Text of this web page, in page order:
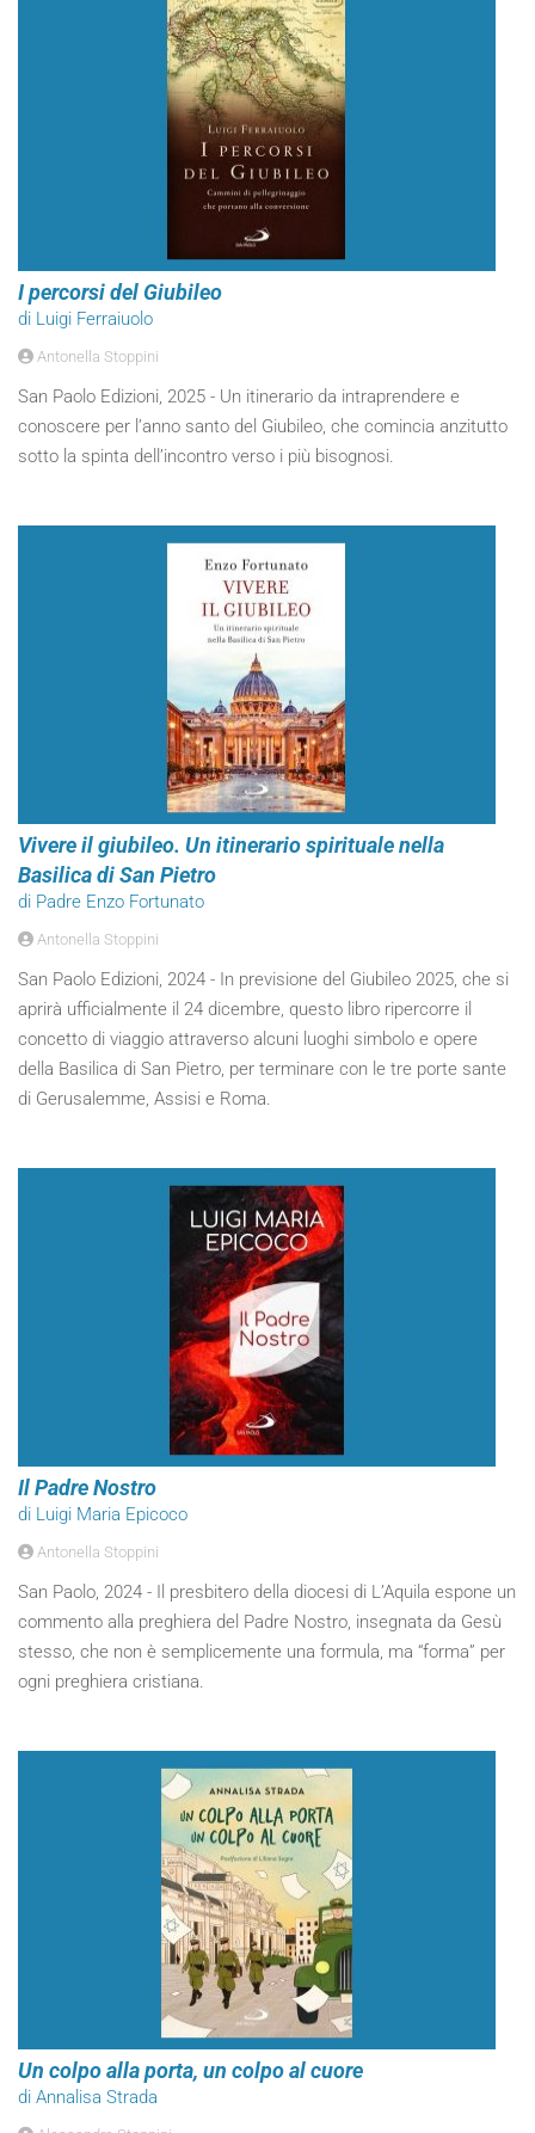
I percorsi del Giubileo
di Luigi Ferraiuolo
Antonella Stoppini
San Paolo Edizioni, 2025 - Un itinerario da intraprendere e
conoscere per l’anno santo del Giubileo, che comincia anzitutto
sotto la spinta dell’incontro verso i più bisognosi.
Vivere il giubileo. Un itinerario spirituale nella
Basilica di San Pietro
di Padre Enzo Fortunato
Antonella Stoppini
San Paolo Edizioni, 2024 - In previsione del Giubileo 2025, che si
aprirà ufficialmente il 24 dicembre, questo libro ripercorre il
concetto di viaggio attraverso alcuni luoghi simbolo e opere
della Basilica di San Pietro, per terminare con le tre porte sante
di Gerusalemme, Assisi e Roma.
Il Padre Nostro
di Luigi Maria Epicoco
Antonella Stoppini
San Paolo, 2024 - Il presbitero della diocesi di L’Aquila espone un
commento alla preghiera del Padre Nostro, insegnata da Gesù
stesso, che non è semplicemente una formula, ma “forma” per
ogni preghiera cristiana.
Un colpo alla porta, un colpo al cuore
di Annalisa Strada